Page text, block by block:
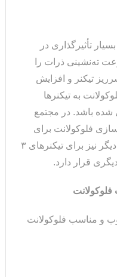
تأثیرگذاری در
ته‌نشینی ذرات را
تیکنر و افزایش
به تیکنرها
شده باشد. در مجتمع
فلوکولانت برای
تیکنرهای باطله ۱ و ۲ و دو سیستم دیگر نیز برای تیکنرهای ۳
و مناسب فلوکولانت